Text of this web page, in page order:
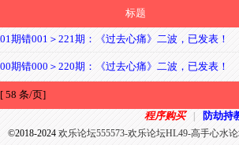
标题
期错001＞221期：《过去心痛》二波，已发表！
期错000＞220期：《过去心痛》二波，已发表！
58 条/页]
程序购买
防劫持
©2018-2024欢乐论坛555573-欢乐论坛HL49-高手心水